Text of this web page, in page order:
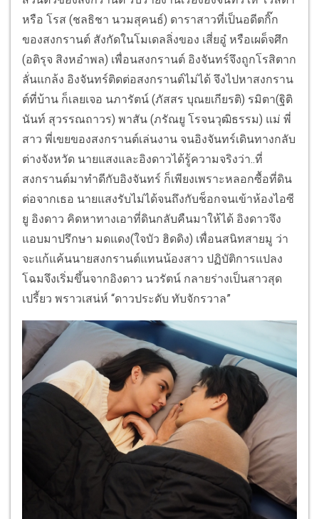
หรือ โรส (ชลธิชา นวมสุคนธ์) ดาราสาวที่เป็นอดีตกิ๊ก
ของสงกรานต์ สังกัดในโมเดลลิ่งของ เสี่ยอู๋ หรือเผด็จศึก
(อติรุจ สิงหอำพล) เพื่อนสงกรานต์ อิงจันทร์จึงถูกโรสิตาก
ลั่นแกล้ง อิงจันทร์ติดต่อสงกรานต์ไม่ได้ จึงไปหาสงกราน
ต์ที่บ้าน ก็เลยเจอ นภารัตน์ (ภัสสร บุณยเกียรติ) รมิตา(ฐิติ
นันท์ สุวรรณถาวร) พาสัน (ภรัณยู โรจนวุฒิธรรม) แม่ พี่
สาว พี่เขยของสงกรานต์เล่นงาน จนอิงจันทร์เดินทางกลับ
ต่างจังหวัด นายแสงและอิงดาวได้รู้ความจริงว่า..ที่
สงกรานต์มาทำดีกับอิงจันทร์ ก็เพียงเพราะหลอกซื้อที่ดิน
ต่อจากเธอ นายแสงรับไม่ได้จนถึงกับช็อกจนเข้าห้องไอซี
ยู อิงดาว คิดหาทางเอาที่ดินกลับคืนมาให้ได้ อิงดาวจึง
แอบมาปรึกษา มดแดง(ใจบัว ฮิดดิง) เพื่อนสนิทสายมู ว่า
จะแก้แค้นนายสงกรานต์แทนน้องสาว ปฏิบัติการแปลง
โฉมจึงเริ่มขึ้นจากอิงดาว นวรัตน์ กลายร่างเป็นสาวสุด
เปรี้ยว พราวเสน่ห์ “ดาวประดับ ทับจักรวาล”